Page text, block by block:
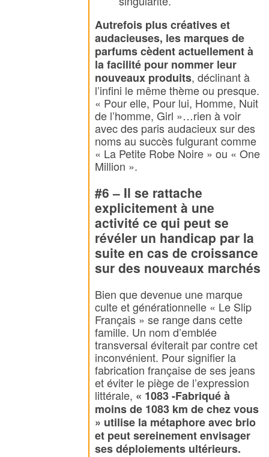
Autrefois plus créatives et
audacieuses, les marques de
parfums cèdent actuellement à
la facilité pour nommer leur
nouveaux produits, déclinant à
l’infini le même thème ou presque.
« Pour elle, Pour lui, Homme, Nuit
de l’homme, Girl »…rien à voir
avec des paris audacieux sur des
noms au succès fulgurant comme
« La Petite Robe Noire » ou « One
Million ».
#6 – Il se rattache
explicitement à une
activité ce qui peut se
révéler un handicap par la
suite en cas de croissance
sur des nouveaux marchés
Bien que devenue une marque
culte et générationnelle « Le Slip
Français » se range dans cette
famille. Un nom d’emblée
transversal éviterait par contre cet
inconvénient. Pour signifier la
fabrication française de ses jeans
et éviter le piège de l’expression
littérale, « 1083 -Fabriqué à
moins de 1083 km de chez vous
» utilise la métaphore avec brio
et peut sereinement envisager
ses déploiements ultérieurs.